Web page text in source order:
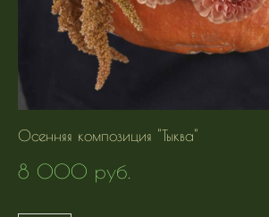
Осенняя композиция "Тыква"
8 000 pуб.